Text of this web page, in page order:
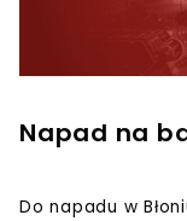
Napad na
Do napadu w